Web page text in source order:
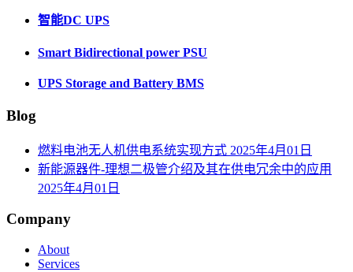
智能DC UPS
Smart Bidirectional power PSU
UPS Storage and Battery BMS
Blog
燃料电池无人机供电系统实现方式 2025年4月01日
新能源器件-理想二极管介绍及其在供电冗余中的应用
2025年4月01日
Company
About
Services